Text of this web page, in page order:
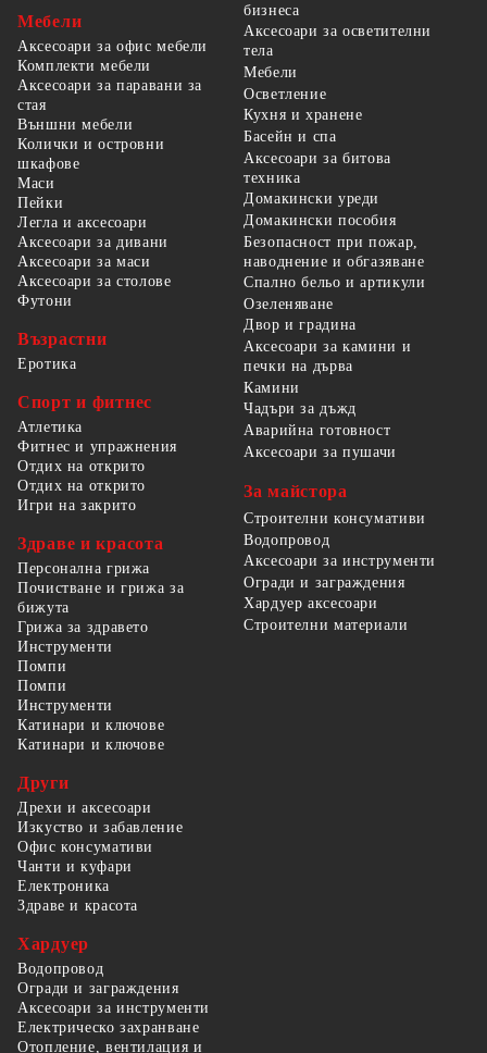
Мебели
Аксесоари за офис мебели
Комплекти мебели
Аксесоари за паравани за
стая
Външни мебели
Колички и островни
шкафове
Маси
Пейки
Легла и аксесоари
Аксесоари за дивани
Аксесоари за маси
Аксесоари за столове
Футони
Възрастни
Еротика
Спорт и фитнес
Атлетика
Фитнес и упражнения
Отдих на открито
Отдих на открито
Игри на закрито
Здраве и красота
Персонална грижа
Почистване и грижа за
бижута
Грижа за здравето
бизнеса
Аксесоари за осветителни
тела
Мебели
Осветление
Кухня и хранене
Басейн и спа
Аксесоари за битова
техника
Домакински уреди
Домакински пособия
Безопасност при пожар,
наводнение и обгазяване
Спално бельо и артикули
Озеленяване
Двор и градина
Аксесоари за камини и
печки на дърва
Камини
Чадъри за дъжд
Аварийна готовност
Аксесоари за пушачи
За майстора
Строителни консумативи
Водопровод
Аксесоари за инструменти
Огради и заграждения
Хардуер аксесоари
Строителни материали
Инструменти
Помпи
Помпи
Инструменти
Катинари и ключове
Катинари и ключове
Други
Дрехи и аксесоари
Изкуство и забавление
Офис консумативи
Чанти и куфари
Електроника
Здраве и красота
Хардуер
Водопровод
Огради и заграждения
Аксесоари за инструменти
Електрическо захранване
Отопление, вентилация и